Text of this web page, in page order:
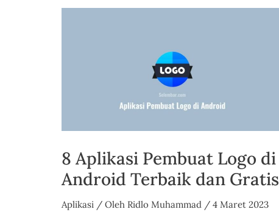
A:
Sampai
A10
8 Aplikasi Pembuat Logo di
Android Terbaik dan Gratis
Aplikasi/ Oleh Ridlo Muhammad / 4 Maret 2023